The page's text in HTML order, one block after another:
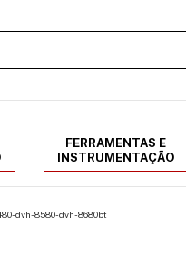
FERRAMENTAS E
INSTRUMENTAÇÃO
dvh-8580-dvh-8680bt